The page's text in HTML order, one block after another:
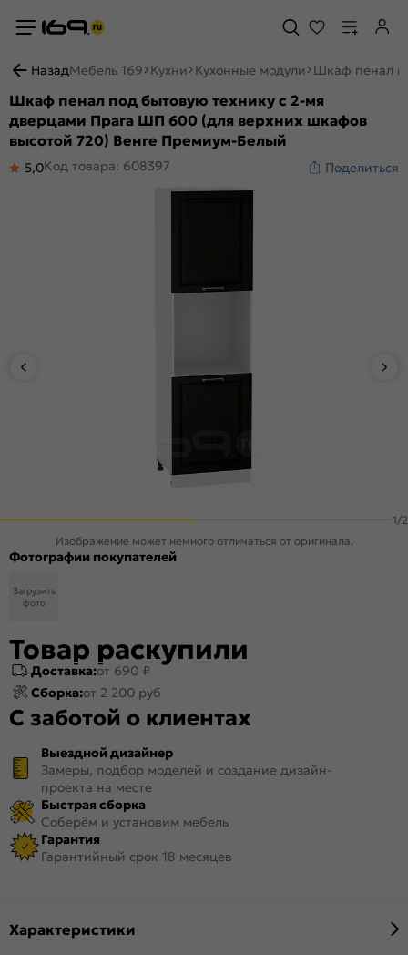
НазадМебель 169 Кухни Кухонные модули Шкаф пенал
Шкаф пенал под бытовую технику с 2-мя
дверцами Прага ШП 600 (для верхних шкафов
высотой 720) Венге Премиум-Белый
5,0Код товара: 608397 Поделиться
1/2
Изображение может немного отличаться от оригинала.
Фотографии покупателей
Загрузить
фото
Товар раскупили
Доставка:от 690 ₽
Сборка:от 2 200 руб
С заботой о клиентах
Выездной дизайнер
Замеры, подбор моделей и создание дизайн-
проекта на месте
Быстрая сборка
Соберём и установим мебель
Гарантия
Гарантийный срок 18 месяцев
Характеристики